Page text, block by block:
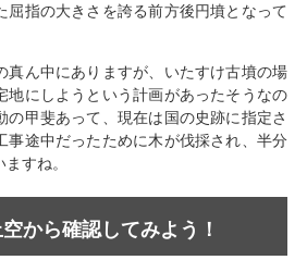
屈指の大きさを誇る前方後円墳となって
真ん中にありますが、いたすけ古墳の場
地にしようという計画があったそうなの
の甲斐あって、現在は国の史跡に指定さ
事途中だったために木が伐採され、半分
すね。
から確認してみよう！